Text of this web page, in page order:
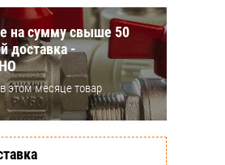
на сумму свыше 50
доставка -
этом месяце товар